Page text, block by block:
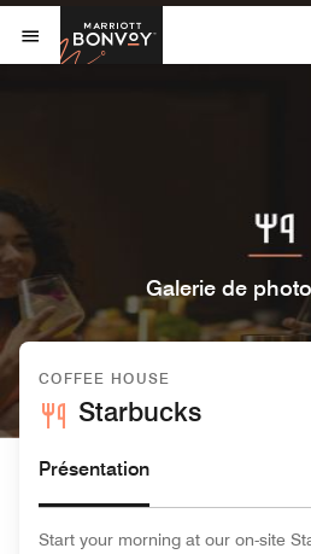
Skip to Content
Ouvrir le menu
Marriott
Galerie de
COFFEE HOUSE
Starbucks
Présentation
Start your morning at our on-site